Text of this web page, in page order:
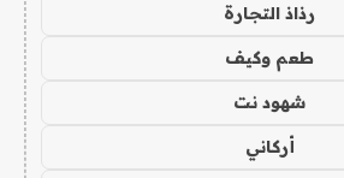
رذاذ التجارة
طعم وكيف
شهود نت
أركاني